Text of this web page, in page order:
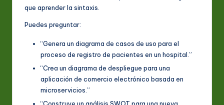
que aprender la sintaxis.
Puedes preguntar:
“Genera un diagrama de casos de uso para el
proceso de registro de pacientes en un hospital.”
“Crea un diagrama de despliegue para una
aplicación de comercio electrónico basada en
microservicios.”